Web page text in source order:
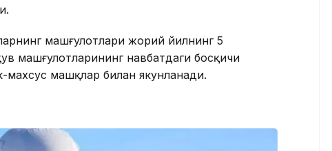
машғулотлари жорий йилнинг 5
машғулотларининг навбатдаги босқичи
машқлар билан якунланади.